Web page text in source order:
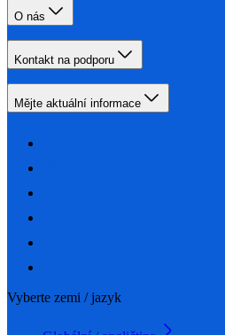
O nás
Kontakt na podporu
Mějte aktuální informace
Vyberte zemi / jazyk